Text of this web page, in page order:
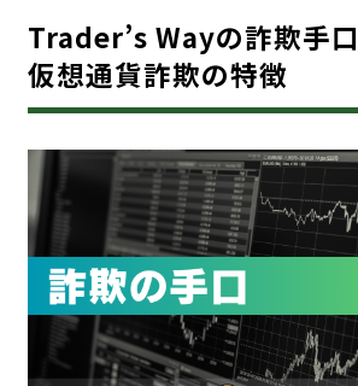
Trader’s Wayの詐欺手
仮想通貨詐欺の特徴